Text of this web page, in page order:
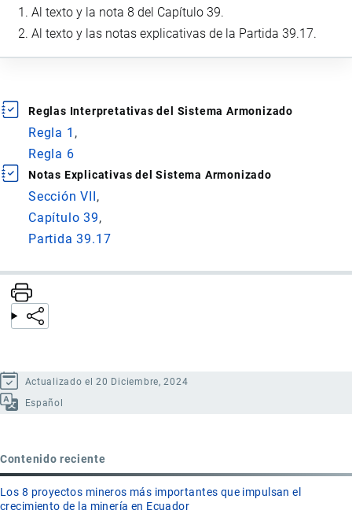
Al texto y la nota 8 del Capítulo 39.
Al texto y las notas explicativas de la Partida 39.17.
Reglas Interpretativas del Sistema Armonizado
Regla 1
Regla 6
Notas Explicativas del Sistema Armonizado
Sección VII
Capítulo 39
Partida 39.17
Actualizado el 20 Diciembre, 2024
Español
Contenido reciente
Los 8 proyectos mineros más importantes que impulsan el
crecimiento de la minería en Ecuador